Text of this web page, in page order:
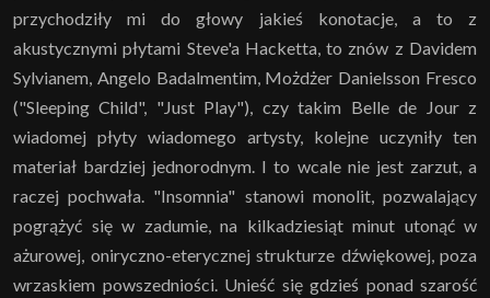
przychodziły mi do głowy jakieś konotacje, a to z
akustycznymi płytami Steve'a Hacketta, to znów z Davidem
Sylvianem, Angelo Badalmentim, Możdżer Danielsson Fresco
("Sleeping Child", "Just Play"), czy takim Belle de Jour z
wiadomej płyty wiadomego artysty, kolejne uczyniły ten
materiał bardziej jednorodnym. I to wcale nie jest zarzut, a
raczej pochwała. "Insomnia" stanowi monolit, pozwalający
pogrążyć się w zadumie, na kilkadziesiąt minut utonąć w
ażurowej, oniryczno-eterycznej strukturze dźwiękowej, poza
wrzaskiem powszedniości. Unieść się gdzieś ponad szarość